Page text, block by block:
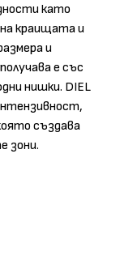
като
краищата и
и
е със
нишки. DIEL
създава
зони.